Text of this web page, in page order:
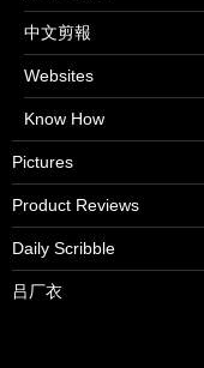
中文剪報
Websites
Know How
Pictures
Product Reviews
Daily Scribble
吕厂衣